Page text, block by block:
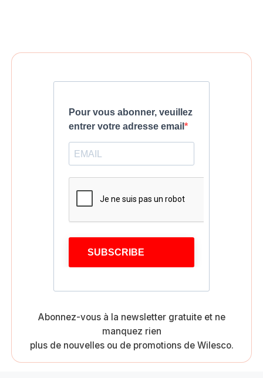
Pour vous abonner, veuillez
entrer votre adresse email
SUBSCRIBE
Abonnez-vous à la newsletter gratuite et ne
manquez rien
plus de nouvelles ou de promotions de Wilesco.